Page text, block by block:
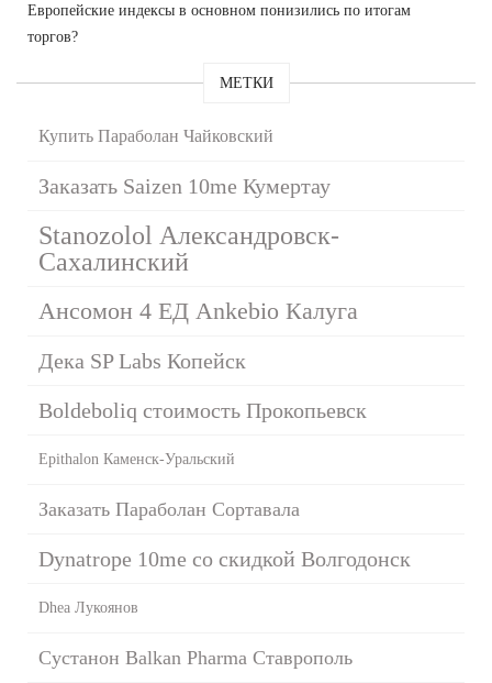
Европейские индексы в основном понизились по итогам
торгов?
МЕТКИ
Купить Параболан Чайковский
Заказать Saizen 10me Кумертау
Stanozolol Александровск-
Сахалинский
Ансомон 4 ЕД Ankebio Калуга
Дека SP Labs Копейск
Boldeboliq стоимость Прокопьевск
Epithalon Каменск-Уральский
Заказать Параболан Сортавала
Dynatrope 10me со скидкой Волгодонск
Dhea Лукоянов
Сустанон Balkan Pharma Ставрополь